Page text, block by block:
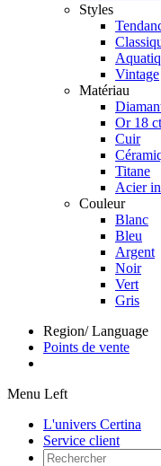
Styles
Vintage
Matériau
Or 18 ct
Cuir
Titane
Acier
Couleur
Blanc
Bleu
Argent
Noir
Vert
Gris
Region/ Language
Points de vente
Menu Left
L'univers Certina
Service client